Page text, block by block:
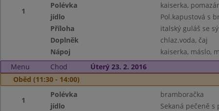
1
Polévka
kaiserka,
jídlo
Pol.kapustová s
Příloha
italský guláš se
Doplněk
chlaz.voda, čaj
Nápoj
kaiserka, máslo,
Menu
Chod
Úterý 23. 2. 2016
Oběd (11:30 - 14:00)
1
Polévka
bramboračka
jídlo
Sekaná pečeně s